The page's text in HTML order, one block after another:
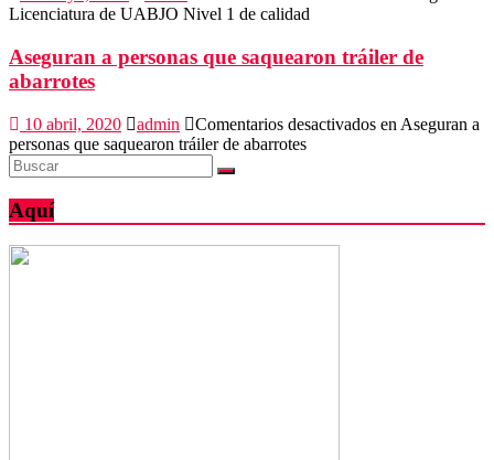
Licenciatura de UABJO Nivel 1 de calidad
Aseguran a personas que saquearon tráiler de
abarrotes
10 abril, 2020 admin Comentarios desactivados en Aseguran a
personas que saquearon tráiler de abarrotes
Aquí